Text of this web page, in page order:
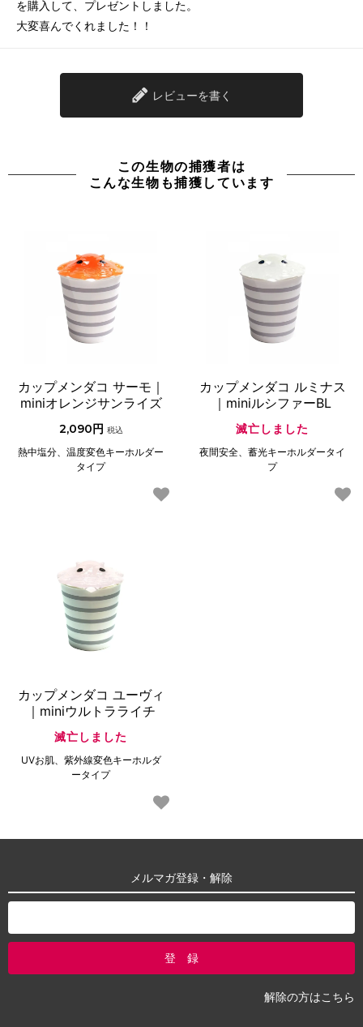
を購入して、プレゼントしました。
大変喜んでくれました！！
レビューを書く
この生物の捕獲者は
こんな生物も捕獲しています
カップメンダコ サーモ｜
miniオレンジサンライズ
2,090円 税込
熱中塩分、温度変色キーホルダー
タイプ
カップメンダコ ルミナス
｜miniルシファーBL
滅亡しました
夜間安全、蓄光キーホルダータイ
プ
カップメンダコ ユーヴィ
｜miniウルトラライチ
滅亡しました
UVお肌、紫外線変色キーホルダ
ータイプ
メルマガ登録・解除
解除の方はこちら